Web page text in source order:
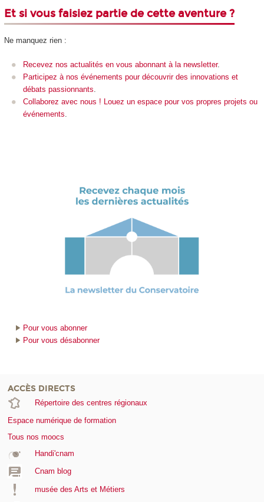
Et si vous faisiez partie de cette aventure ?
Ne manquez rien :
Recevez nos actualités en vous abonnant à la newsletter.
Participez à nos événements pour découvrir des innovations et
débats passionnants
Collaborez avec nous ! Louez un espace pour vos propres projets ou
événements
Pour vous abonner
Pour vous désabonner
ACCÈS DIRECTS
Répertoire des centres régionaux
Espace numérique de formation
Tous nos moocs
Handi'cnam
Cnam blog
musée des Arts et Métiers